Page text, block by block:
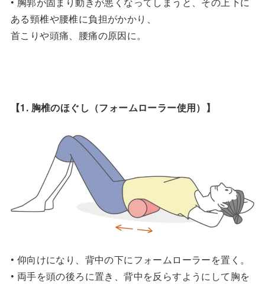
ある頸椎や腰椎に負担がかかり、
首こりや頭痛、腰痛の原因に。
【1. 胸椎のほぐし（フォームローラー使用）】
• 仰向けになり、背中の下にフォームローラーを置く。
• 両手を頭の後ろに置き、背中を反らすようにして胸を